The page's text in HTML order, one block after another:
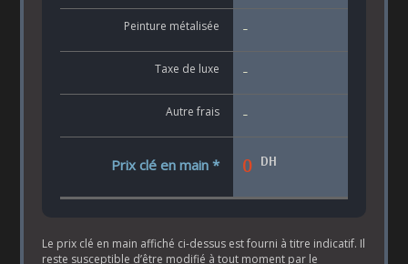
Peinture métalisée -
Taxe de luxe -
Autre frais -
Prix clé en main * 0 DH
Le prix clé en main affiché ci-dessus est fourni à titre indicatif. Il
reste susceptible d’être modifié à tout moment par le